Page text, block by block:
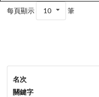
每頁顯示 10 筆
名次
關鍵字